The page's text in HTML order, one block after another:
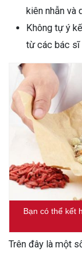
kiên nhẫn và
Không tự ý
từ các bác sĩ
Bạn có thể kết
Trên đây là một